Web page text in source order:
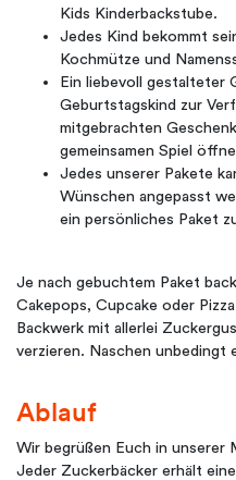
Kids Kinderbackstube.
Jedes Kind bekommt
Kochmütze und
Ein liebevoll gestalteter
Geburtstagskind zur
mitgebrachten
gemeinsamen Spiel
Jedes unserer Pakete
Wünschen angepasst
ein persönliches Paket
Je nach gebuchtem Paket
Cakepops, Cupcake oder
Backwerk mit allerlei
verzieren. Naschen unbedingt
Ablauf
Wir begrüßen Euch in unserer
Jeder Zuckerbäcker erhält